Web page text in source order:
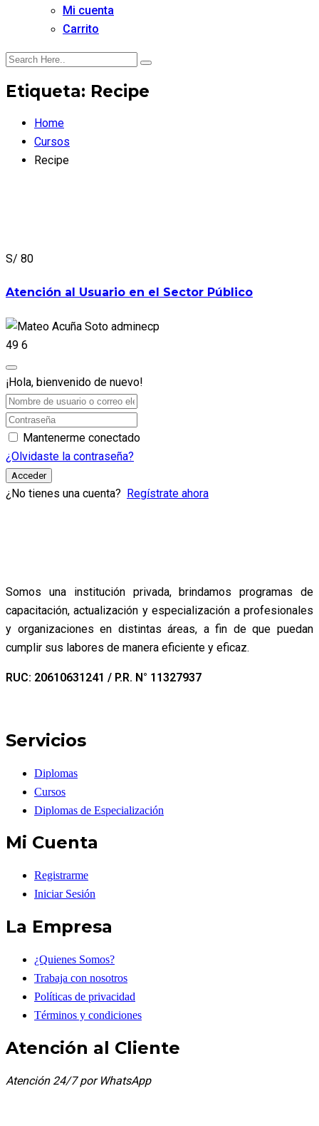
Mi cuenta
Carrito
Etiqueta: Recipe
Home
Cursos
Recipe
S/ 80
Atención al Usuario en el Sector Público
adminecp
49 6
¡Hola, bienvenido de nuevo!
Mantenerme conectado
¿Olvidaste la contraseña?
Acceder
¿No tienes una cuenta? Regístrate ahora
Somos una institución privada, brindamos programas de
capacitación, actualización y especialización a profesionales
y organizaciones en distintas áreas, a fin de que puedan
cumplir sus labores de manera eficiente y eficaz.
RUC: 20610631241 / P.R. N° 11327937
Servicios
Diplomas
Cursos
Diplomas de Especialización
Mi Cuenta
Registrarme
Iniciar Sesión
La Empresa
¿Quienes Somos?
Trabaja con nosotros
Políticas de privacidad
Términos y condiciones
Atención al Cliente
Atención 24/7 por WhatsApp